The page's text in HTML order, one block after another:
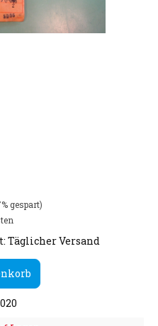
gespart)
Täglicher Versand